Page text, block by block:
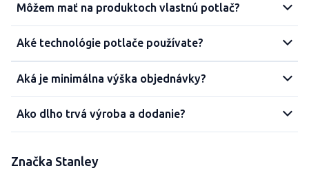
Môžem mať na produktoch vlastnú potlač?
Aké technológie potlače používate?
Aká je minimálna výška objednávky?
Ako dlho trvá výroba a dodanie?
Značka Stanley